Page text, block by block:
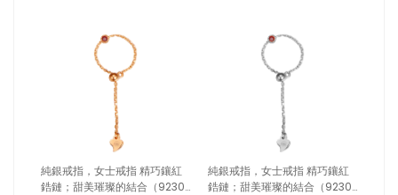
純銀戒指，女士戒指 精巧鑲紅
鋯鏈；甜美璀璨的結合（9230
純銀戒指，女士戒指 精巧鑲紅
鋯鏈；甜美璀璨的結合（9230